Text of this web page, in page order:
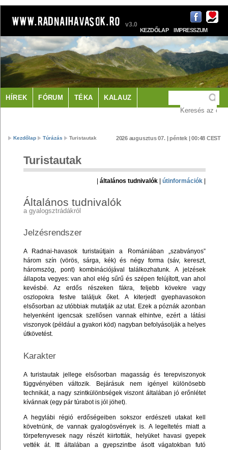
v3.0
KEZDŐLAP
IMPRESSZUM
KAPCSOLAT
HÍREK FÓRUM TÉKA KALAUZ
Kezdőlap Túrázás Turistautak 2026 augusztus 07. | péntek | 00:48 CEST
Turistautak
|általános tudnivalók |útinformációk |
Általános tudnivalók
a gyalogsztrádákról
Jelzésrendszer
A Radnai-havasok turistaútjain a Romániában „szabványos”
három szín (vörös, sárga, kék) és négy forma (sáv, kereszt,
háromszög, pont) kombinációjával találkozhatunk. A jelzések
állapota vegyes: van ahol elég sűrű és szépen felújított, van ahol
kevésbé. Az erdős részeken fákra, feljebb kövekre vagy
oszlopokra festve találjuk őket. A kiterjedt gyephavasokon
elsősorban az utóbbiak mutatják az utat. Ezek a póznák azonban
helyenként igencsak szellősen vannak elhintve, ezért a látási
viszonyok (például a gyakori köd) nagyban befolyásolják a helyes
útkövetést.
Karakter
A turistautak jellege elsősorban magasság és terepviszonyok
függvényében változik. Bejárásuk nem igényel különösebb
technikát, a nagy szintkülönbségek viszont általában jó erőnlétet
kívánnak (egy pár túrabot is jól jöhet).
A hegylábi régió erdőségeiben sokszor erdészeti utakat kell
követnünk, de vannak gyalogösvények is. A legeltetés miatt a
törpefenyvesek nagy részét kiirtották, helyüket havasi gyepek
vették át. Itt általában a gyepszintbe ásott vágatokban futó